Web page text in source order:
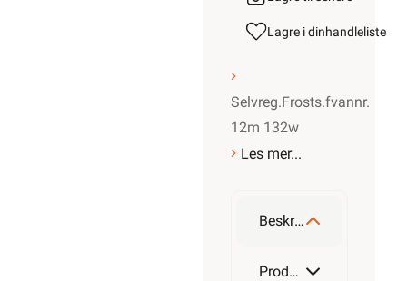
Lagre i dinhandleliste
Selvreg.Frosts.fvannr.
12m 132w
Les mer...
Beskrivelse
Produktdetaljer